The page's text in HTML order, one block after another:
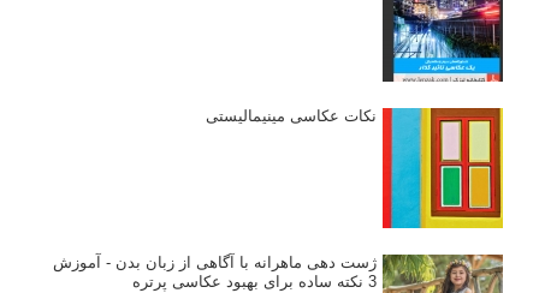
نکات عکاسی مینیمالیستی
ژست دهی ماهرانه با آگاهی از زبان بدن - آموزش
3 نکته ساده برای بهبود عکاسی پرتره